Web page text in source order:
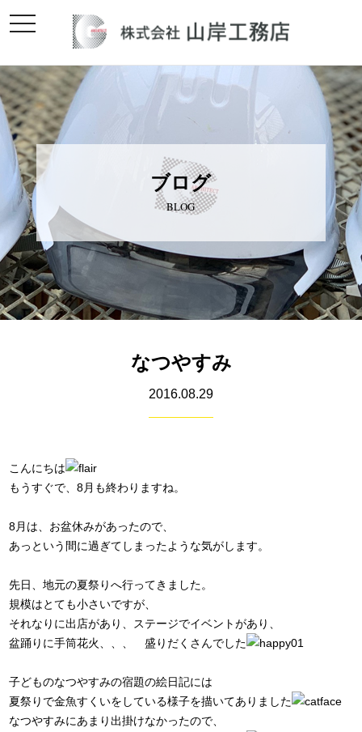
toggle
navigation
ブログ
BLOG
なつやすみ
2016.08.29
こんにちは
もうすぐで、8月も終わりますね。
8月は、お盆休みがあったので、
あっという間に過ぎてしまったような気がします。
先日、地元の夏祭りへ行ってきました。
規模はとても小さいですが、
それなりに出店があり、ステージでイベントがあり、
盆踊りに手筒花火、、、 盛りだくさんでした
子どものなつやすみの宿題の絵日記には
夏祭りで金魚すくいをしている様子を描いてありました
なつやすみにあまり出掛けなかったので、